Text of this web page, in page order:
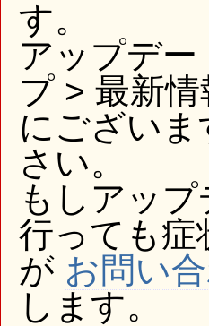
す。
アップデ
プ > 最新
にござい
さい。
もしアッ
行っても症
が お問い
します。